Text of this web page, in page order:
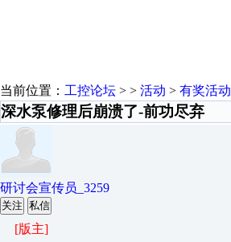
当前位置： 工控论坛 > > 活动 > 有奖活动
深水泵修理后崩溃了-前功尽弃
研讨会宣传员_3259
关注 私信
[版主]